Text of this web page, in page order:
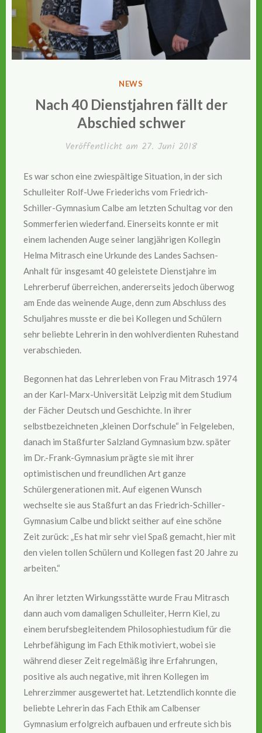
VERÖFFENTLICHT
NEWS
Nach 40 Dienstjahren fällt der
Abschied schwer
Veröffentlicht am 27. Juni 2018
Es war schon eine zwiespältige Situation, in der sich
Schulleiter Rolf-Uwe Friederichs vom Friedrich-
Schiller-Gymnasium Calbe am letzten Schultag vor den
Sommerferien wiederfand. Einerseits konnte er mit
einem lachenden Auge seiner langjährigen Kollegin
Helma Mitrasch eine Urkunde des Landes Sachsen-
Anhalt für insgesamt 40 geleistete Dienstjahre im
Lehrerberuf überreichen, andererseits jedoch überwog
am Ende das weinende Auge, denn zum Abschluss des
Schuljahres musste er die bei Kollegen und Schülern
sehr beliebte Lehrerin in den wohlverdienten Ruhestand
verabschieden.
Begonnen hat das Lehrerleben von Frau Mitrasch 1974
an der Karl-Marx-Universität Leipzig mit dem Studium
der Fächer Deutsch und Geschichte. In ihrer
selbstbezeichneten „kleinen Dorfschule“ in Felgeleben,
danach im Staßfurter Salzland Gymnasium bzw. später
im Dr.-Frank-Gymnasium prägte sie mit ihrer
optimistischen und freundlichen Art ganze
Schülergenerationen mit. Auf eigenen Wunsch
wechselte sie aus Staßfurt an das Friedrich-Schiller-
Gymnasium Calbe und blickt seither auf eine schöne
Zeit zurück: „Es hat mir sehr viel Spaß gemacht, hier mit
den vielen tollen Schülern und Kollegen fast 20 Jahre zu
arbeiten.“
An ihrer letzten Wirkungsstätte wurde Frau Mitrasch
dann auch vom damaligen Schulleiter, Herrn Kiel, zu
einem berufsbegleitendem Philosophiestudium für die
Lehrbefähigung im Fach Ethik motiviert, wobei sie
während dieser Zeit regelmäßig ihre Erfahrungen,
positive als auch negative, mit ihren Kollegen im
Lehrerzimmer ausgewertet hat. Letztendlich konnte die
beliebte Lehrerin das Fach Ethik am Calbenser
Gymnasium erfolgreich aufbauen und erfreute sich bis